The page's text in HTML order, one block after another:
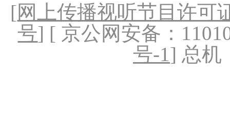
[网上传播视听节目许可
号] [ 京公网安备：
号-1] 总机